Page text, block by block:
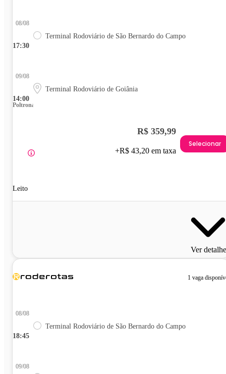
17:30
08/08
Terminal Rodoviário de São Bernardo do Campo
14:00
09/08
Terminal Rodoviário de Goiânia
Poltrona
Leito
R$ 359,99
+R$ 43,20 em taxa
Selecionar
Ver
1 vaga
18:45
08/08
Terminal Rodoviário de São Bernardo do Campo
09/08